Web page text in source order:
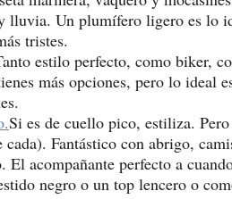
lluvia. Un plumífero ligero es lo
tristes.
estilo perfecto, como biker,
más opciones, pero lo ideal
Si es de cuello pico, estiliza.
Fantástico con abrigo,
El acompañante perfecto a
negro o un top lencero o